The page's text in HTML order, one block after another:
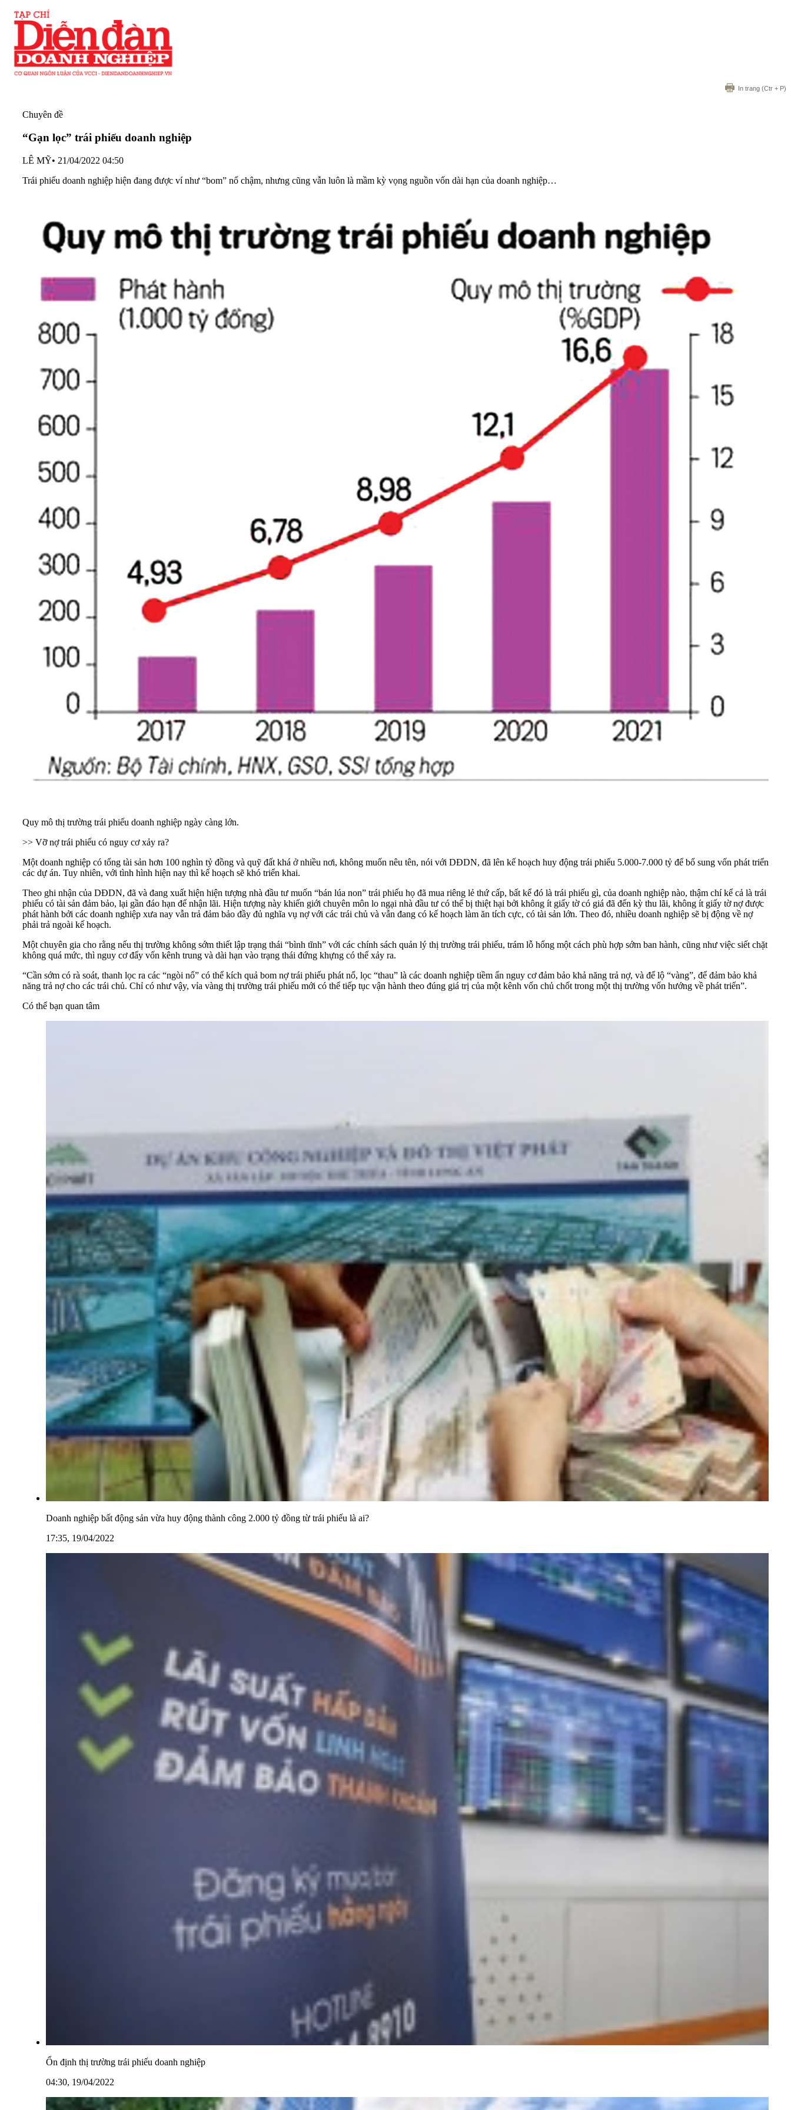
In trang (Ctr + P)
Chuyên đề
“Gạn lọc” trái phiếu doanh nghiệp
LÊ MỸ• 21/04/2022 04:50
Trái phiếu doanh nghiệp hiện đang được ví như “bom” nổ chậm, nhưng cũng vẫn luôn là mầm kỳ vọng nguồn vốn dài hạn của doanh nghiệp…
Quy mô thị trường trái phiếu doanh nghiệp ngày càng lớn.
>> Vỡ nợ trái phiếu có nguy cơ xảy ra?
Một doanh nghiệp có tổng tài sản hơn 100 nghìn tỷ đồng và quỹ đất khá ở nhiều nơi, không muốn nêu tên, nói với DĐDN, đã lên kế hoạch huy động trái phiếu 5.000-7.000 tỷ để bổ sung vốn phát triển
các dự án. Tuy nhiên, với tình hình hiện nay thì kế hoạch sẽ khó triển khai.
Theo ghi nhận của DĐDN, đã và đang xuất hiện hiện tượng nhà đầu tư muốn “bán lúa non” trái phiếu họ đã mua riêng lẻ thứ cấp, bất kể đó là trái phiếu gì, của doanh nghiệp nào, thậm chí kể cả là trái
phiếu có tài sản đảm bảo, lại gần đáo hạn để nhận lãi. Hiện tượng này khiến giới chuyên môn lo ngại nhà đầu tư có thể bị thiệt hại bởi không ít giấy tờ có giá đã đến kỳ thu lãi, không ít giấy tờ nợ được
phát hành bởi các doanh nghiệp xưa nay vẫn trả đảm bảo đầy đủ nghĩa vụ nợ với các trái chủ và vẫn đang có kế hoạch làm ăn tích cực, có tài sản lớn. Theo đó, nhiều doanh nghiệp sẽ bị động về nợ
phải trả ngoài kế hoạch.
Một chuyên gia cho rằng nếu thị trường không sớm thiết lập trạng thái “bình tĩnh” với các chính sách quản lý thị trường trái phiếu, trám lỗ hổng một cách phù hợp sớm ban hành, cũng như việc siết chặt
không quá mức, thì nguy cơ đẩy vốn kênh trung và dài hạn vào trạng thái đứng khựng có thể xảy ra.
“Cần sớm có rà soát, thanh lọc ra các “ngòi nổ” có thể kích quả bom nợ trái phiếu phát nổ, lọc “thau” là các doanh nghiệp tiềm ẩn nguy cơ đảm bảo khả năng trả nợ, và để lộ “vàng”, để đảm bảo khả
năng trả nợ cho các trái chủ. Chỉ có như vậy, vỉa vàng thị trường trái phiếu mới có thể tiếp tục vận hành theo đúng giá trị của một kênh vốn chủ chốt trong một thị trường vốn hướng về phát triển”.
Có thể bạn quan tâm
Doanh nghiệp bất động sản vừa huy động thành công 2.000 tỷ đồng từ trái phiếu là ai?
17:35, 19/04/2022
Ổn định thị trường trái phiếu doanh nghiệp
04:30, 19/04/2022